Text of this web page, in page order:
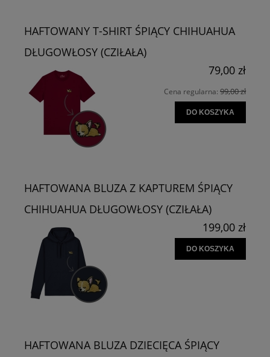
HAFTOWANY T-SHIRT ŚPIĄCY CHIHUAHUA
DŁUGOWŁOSY (CZIŁAŁA)
79,00 zł
Cena regularna: 99,00 zł
DO KOSZYKA
HAFTOWANA BLUZA Z KAPTUREM ŚPIĄCY
CHIHUAHUA DŁUGOWŁOSY (CZIŁAŁA)
199,00 zł
DO KOSZYKA
HAFTOWANA BLUZA DZIECIĘCA ŚPIĄCY